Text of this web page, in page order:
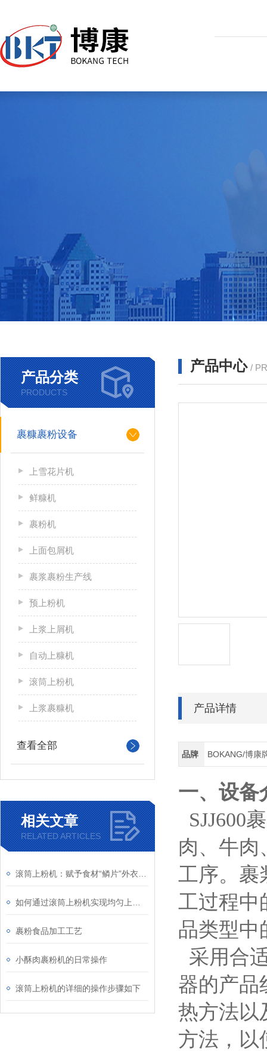
产品分类
PRODUCTS
裹糠裹粉设备
上雪花片机
鲜糠机
裹粉机
上面包屑机
裹浆裹粉生产线
预上粉机
上浆上屑机
自动上糠机
滚筒上粉机
上浆裹糠机
查看全部
相关文章
RELATED ARTICLES
裹粉食品加工工艺
小酥肉裹粉机的日常操作
滚筒上粉机的详细的操作步骤如下
产品中心 /
产品详情
品牌 BOKANG/博康
一、设备
SJJ600
肉、牛肉
工序。裹
工过程中
品类型中
采用合
器的产品
热方法以
方法，以